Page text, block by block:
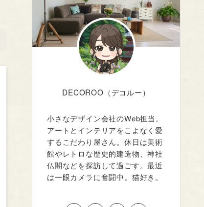
DECOROO（デコルー）
小さなデザイン会社のWeb担当。
アートとインテリアをこよなく愛
するこだわり屋さん。休日は美術
館やレトロな歴史的建造物、神社
仏閣などを探訪して過ごす。最近
は一眼カメラに奮闘中。猫好き。